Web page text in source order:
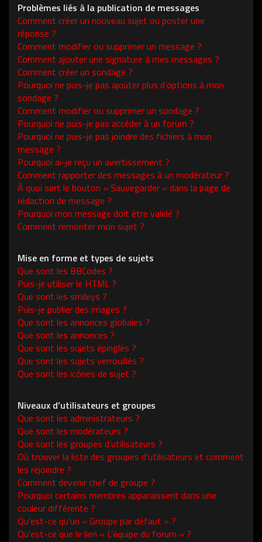
Problèmes liés à la publication de messages
Comment créer un nouveau sujet ou poster une
réponse ?
Comment modifier ou supprimer un message ?
Comment ajouter une signature à mes messages ?
Comment créer un sondage ?
Pourquoi ne puis-je pas ajouter plus d’options à mon
sondage ?
Comment modifier ou supprimer un sondage ?
Pourquoi ne puis-je pas accéder à un forum ?
Pourquoi ne puis-je pas joindre des fichiers à mon
message ?
Pourquoi ai-je reçu un avertissement ?
Comment rapporter des messages à un modérateur ?
À quoi sert le bouton « Sauvegarder » dans la page de
rédaction de message ?
Pourquoi mon message doit être validé ?
Comment remonter mon sujet ?
Mise en forme et types de sujets
Que sont les BBCodes ?
Puis-je utiliser le HTML ?
Que sont les smileys ?
Puis-je publier des images ?
Que sont les annonces globales ?
Que sont les annonces ?
Que sont les sujets épinglés ?
Que sont les sujets verrouillés ?
Que sont les icônes de sujet ?
Niveaux d’utilisateurs et groupes
Que sont les administrateurs ?
Que sont les modérateurs ?
Que sont les groupes d’utilisateurs ?
Où trouver la liste des groupes d’utilisateurs et comment
les rejoindre ?
Comment devenir chef de groupe ?
Pourquoi certains membres apparaissent dans une
couleur différente ?
Qu’est-ce qu’un « Groupe par défaut » ?
Qu’est-ce que le lien « L’équipe du forum » ?